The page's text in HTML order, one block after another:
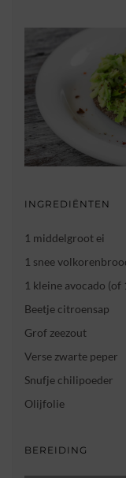
INGREDIËNTEN
1 middelgroot ei
1 snee
1 kleine avocado (of
Beetje citroensap
Grof zeezout
Verse zwarte peper
Snufje chilipoeder
Olijfolie
BEREIDING